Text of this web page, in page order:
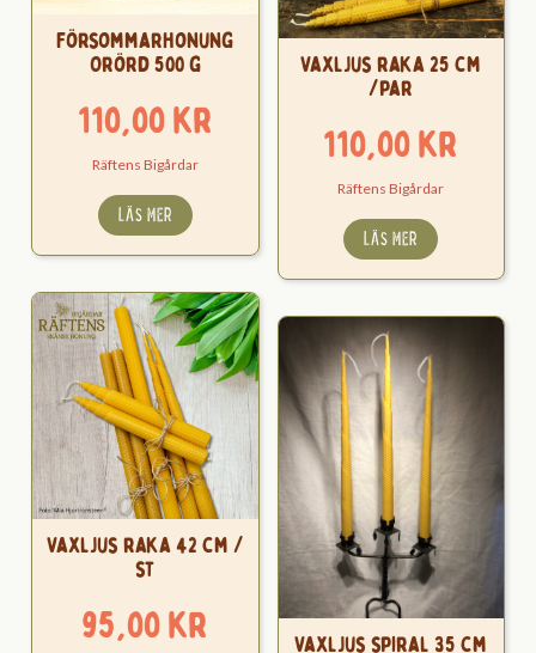
Försommarhonung
Orörd 500 g
110,00kr
Räftens Bigårdar
LÄS MER
Vaxljus raka 25 cm
/par
110,00kr
Räftens Bigårdar
LÄS MER
Vaxljus raka 42 cm /
st
95,00kr Vaxljus spiral 35 cm